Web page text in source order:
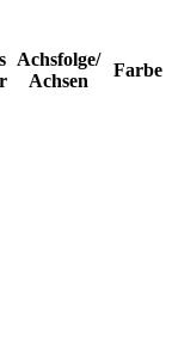
Achsfolge/
Achsen
Farbe